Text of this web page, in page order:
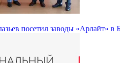
посетил заводы «Арлайт»